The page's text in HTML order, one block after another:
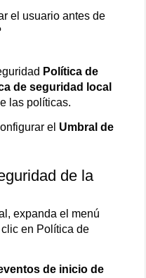
el usuario antes de
Política de
de seguridad local
las políticas.
el Umbral de
de la
expanda el menú
en Política de
de inicio de